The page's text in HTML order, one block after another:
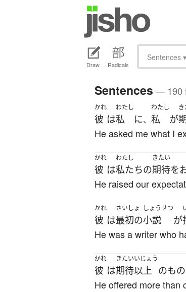
Draw Radicals
Sentences ▾
Sentences — 190
かれ
彼 は
わたし
私 に、
わたし
私 が
He asked me what I
かれ
彼 は
わたし
私たちの
きたい
期待を
He raised our
かれ
彼 は
さいしょ
最初の
しょうせつ
小説 が
He was a writer who
かれ
彼 は
きたい
期待
いじょう
以上 のもの
He offered more than